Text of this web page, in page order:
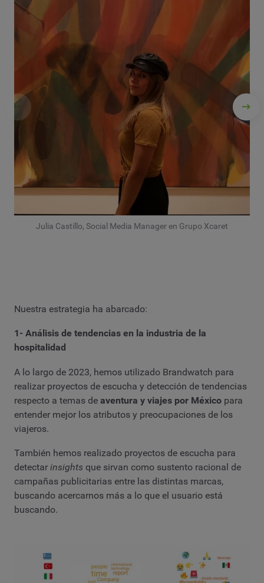
Julia Castillo, Social Media Manager en Grupo Xcaret
Nuestra estrategia ha abarcado:
1- Análisis de tendencias en la industria de la
hospitalidad
A lo largo de 2023, hemos utilizado Brandwatch para
realizar proyectos de escucha y detección de tendencias
respecto a temas de aventura y viajes por México para
entender mejor los atributos y preocupaciones de los
viajeros.
También hemos realizado proyectos de escucha para
detectar insights que sirvan como sustento racional de
campañas publicitarias entre las distintas marcas,
buscando acercarnos más a lo que el usuario está
buscando.